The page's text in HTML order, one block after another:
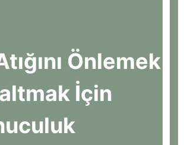
Önlemek
İçin